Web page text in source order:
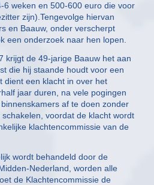
6 weken en 500-600 euro die voor
zijn).Tengevolge hiervan
en Baauw, onder verscherpt
een onderzoek naar hen lopen.
krijgt de 49-jarige Baauw het aan
die hij staande houdt voor een
dient een klacht in over het
jaar duren, na vele pogingen
af te doen zonder
voordat de klacht wordt
klachtencommissie van de
wordt behandeld door de
Nederland, worden alle
de Klachtencommissie de